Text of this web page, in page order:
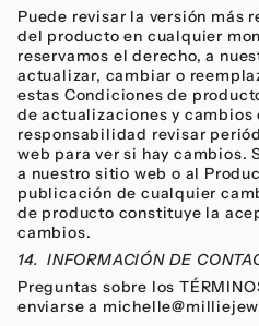
Puede revisar la versión más
del producto en cualquier
reservamos el derecho, a
actualizar, cambiar o
estas Condiciones de
de actualizaciones y cambios
responsabilidad revisar
web para ver si hay cambios.
a nuestro sitio web o al
publicación de cualquier
de producto constituye la
cambios.
14. INFORMACIÓN DE
Preguntas sobre los
enviarse a